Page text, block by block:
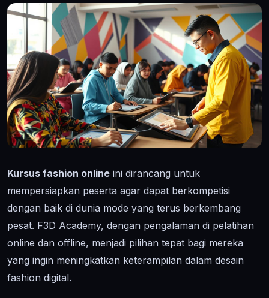
Kursus fashion online ini dirancang untuk
mempersiapkan peserta agar dapat berkompetisi
dengan baik di dunia mode yang terus berkembang
pesat. F3D Academy, dengan pengalaman di pelatihan
online dan offline, menjadi pilihan tepat bagi mereka
yang ingin meningkatkan keterampilan dalam desain
fashion digital.